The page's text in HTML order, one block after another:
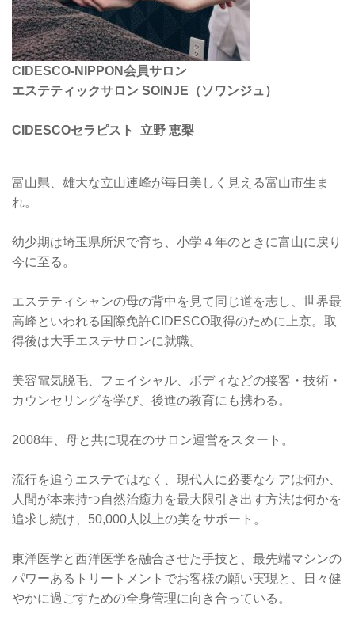
CIDESCO-NIPPON会員サロン
エステティックサロン SOINJE（ソワンジュ）
CIDESCOセラピスト 立野 恵梨
富山県、雄大な立山連峰が毎日美しく見える富山市生ま
れ。
幼少期は埼玉県所沢で育ち、小学４年のときに富山に戻り
今に至る。
エステティシャンの母の背中を見て同じ道を志し、世界最
高峰といわれる国際免許CIDESCO取得のために上京。取
得後は大手エステサロンに就職。
美容電気脱毛、フェイシャル、ボディなどの接客・技術・
カウンセリングを学び、後進の教育にも携わる。
2008年、母と共に現在のサロン運営をスタート。
流行を追うエステではなく、現代人に必要なケアは何か、
人間が本来持つ自然治癒力を最大限引き出す方法は何かを
追求し続け、50,000人以上の美をサポート。
東洋医学と西洋医学を融合させた手技と、最先端マシンの
パワーあるトリートメントでお客様の願い実現と、日々健
やかに過ごすための全身管理に向き合っている。